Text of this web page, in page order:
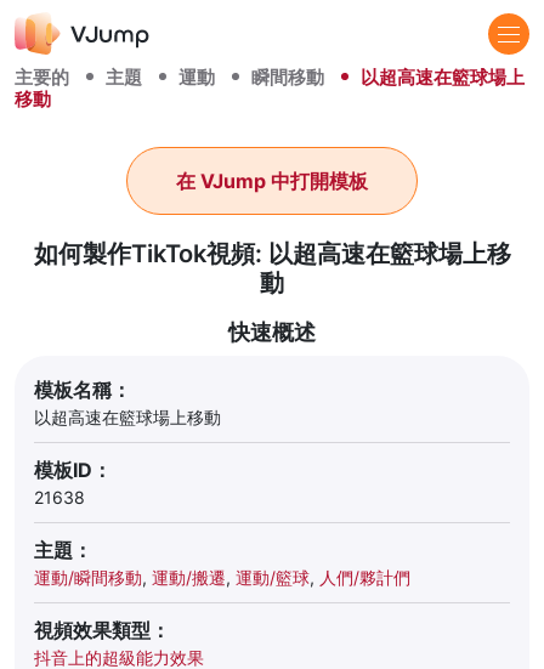
主要的 主題 運動 瞬間移動
以超高速在籃球場上
移動
如何製作TikTok視頻: 以超高速在籃球場上移
動
在 VJump 中打開模板
快速概述
模板名稱：
以超高速在籃球場上移動
模板ID：
21638
主題：
運動/瞬間移動, 運動/搬遷, 運動/籃球, 人們/夥計們
視頻效果類型：
抖音上的超級能力效果